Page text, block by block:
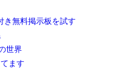
き無料掲示板を試す
世界
ます